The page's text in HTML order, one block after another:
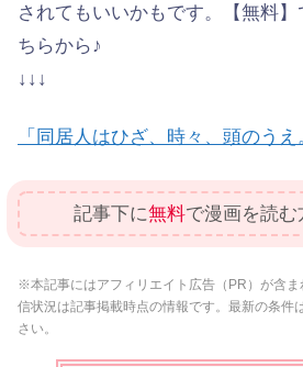
されてもいいかもです。【無料】
ちらから♪
↓↓↓
「同居人はひざ、時々、頭のう
記事下に無料で漫画を読む
※本記事にはアフィリエイト広告（PR）が含
信状況は記事掲載時点の情報です。最新の条件
さい。